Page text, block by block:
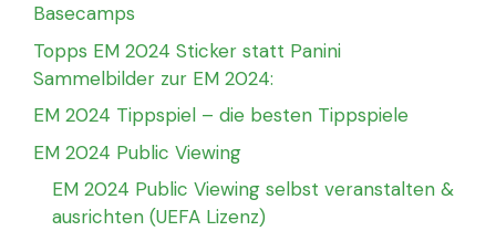
Basecamps
Topps EM 2024 Sticker statt Panini
Sammelbilder zur EM 2024:
EM 2024 Tippspiel – die besten Tippspiele
EM 2024 Public Viewing
EM 2024 Public Viewing selbst veranstalten &
ausrichten (UEFA Lizenz)